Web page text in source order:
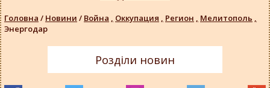
Головна / Новини / Война , Оккупация , Регион , Мелитополь ,
Энергодар
Розділи новин